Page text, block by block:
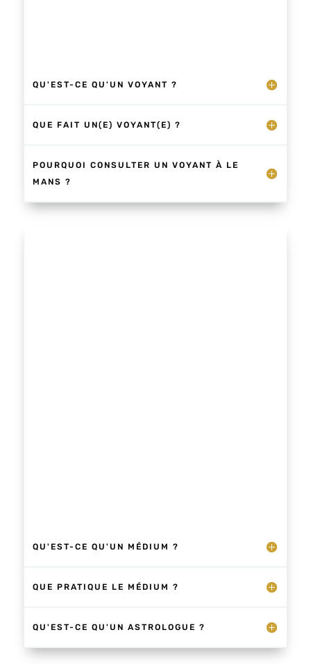
QU'EST-CE QU'UN VOYANT ?
QUE FAIT UN(E) VOYANT(E) ?
POURQUOI CONSULTER UN VOYANT À LE
MANS ?
QU'EST-CE QU'UN MÉDIUM ?
QUE PRATIQUE LE MÉDIUM ?
QU'EST-CE QU'UN ASTROLOGUE ?